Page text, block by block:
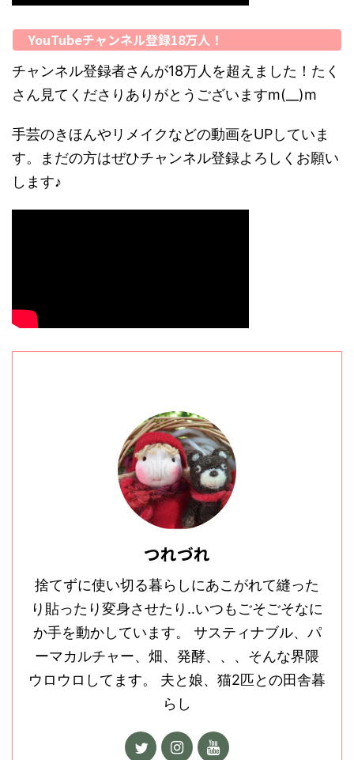
YouTubeチャンネル登録18万人！
チャンネル登録者さんが18万人を超えました！たく
さん見てくださりありがとうございますm(__)m
手芸のきほんやリメイクなどの動画をUPしていま
す。まだの方はぜひチャンネル登録よろしくお願い
します♪
つれづれ
捨てずに使い切る暮らしにあこがれて縫った
り貼ったり変身させたり‥いつもごそごそなに
か手を動かしています。 サスティナブル、パ
ーマカルチャー、畑、発酵、、、そんな界隈
ウロウロしてます。 夫と娘、猫2匹との田舎暮
らし